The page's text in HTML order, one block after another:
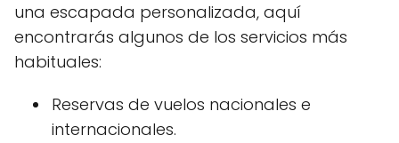
una escapada personalizada, aquí
encontrarás algunos de los servicios más
habituales:
Reservas de vuelos nacionales e
internacionales.